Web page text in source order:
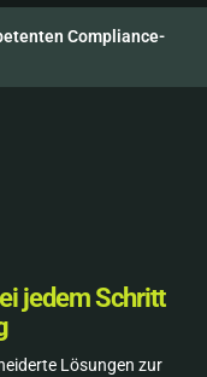
Compliance-
jedem Schritt
Lösungen zur